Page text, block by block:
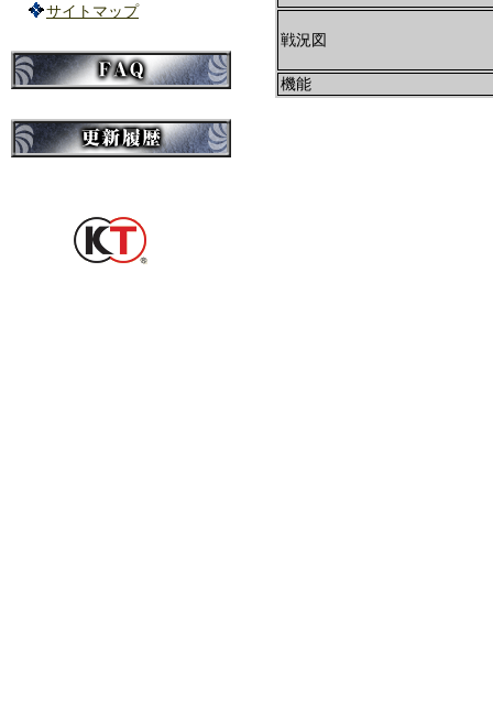
戦況図
機能
サイトマップ